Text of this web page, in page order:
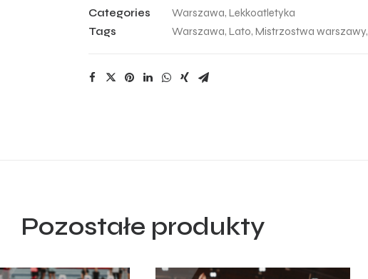
30
quantity
Categories
Warszawa, Lekkoatletyka
Tags
Warszawa, Lato, Mistrzostwa warszawy,
Pozostałe produkty